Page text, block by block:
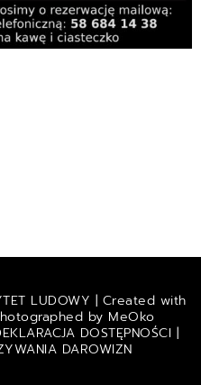
LUDOWY | Created with
by MeOko
DOSTĘPNOŚCI |
DAROWIZN